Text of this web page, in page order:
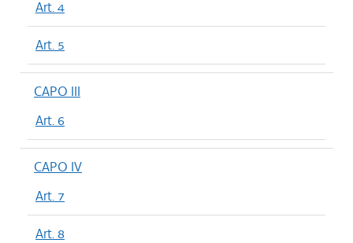
Art. 4
Art. 5
CAPO III
Art. 6
CAPO IV
Art. 7
Art. 8